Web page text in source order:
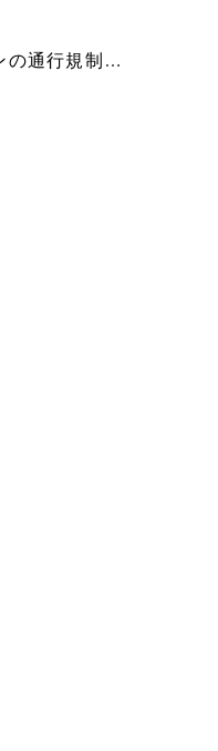
7月5日大町アルペンラインの通行規制のお知らせ